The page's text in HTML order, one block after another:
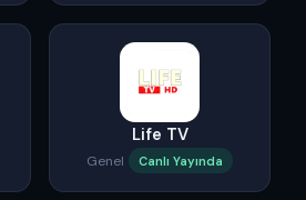
Life TV
Genel Canlı Yayında